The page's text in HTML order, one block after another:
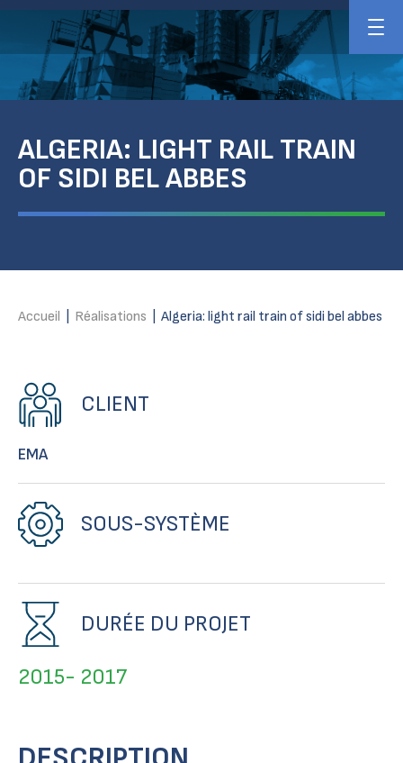
ALGERIA: LIGHT RAIL TRAIN
OF SIDI BEL ABBES
Accueil Réalisations Algeria: light rail train of sidi bel abbes
CLIENT
EMA
SOUS-SYSTÈME
DURÉE DU PROJET
2015- 2017